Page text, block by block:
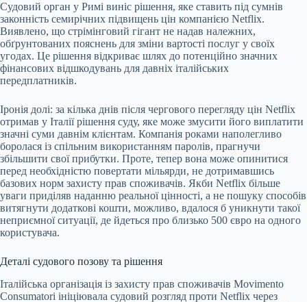
Судовий орган у Римі виніс рішення, яке ставить під сумнів
законність семирічних підвищень цін компанією Netflix.
Виявлено, що стрімінговий гігант не надав належних,
обґрунтованих пояснень для зміни вартості послуг у своїх
угодах. Це рішення відкриває шлях до потенційно значних
фінансових відшкодувань для давніх італійських
передплатників.
Іронія долі: за кілька днів після чергового перегляду цін Netflix
отримав у Італії рішення суду, яке може змусити його виплатити
значні суми давнім клієнтам. Компанія роками наполегливо
боролася із спільним використанням паролів, прагнучи
збільшити свої прибутки. Проте, тепер вона може опинитися
перед необхідністю повертати мільярди, не дотримавшись
базових норм захисту прав споживачів. Якби Netflix більше
уваги приділяв наданню реальної цінності, а не пошуку способів
витягнути додаткові кошти, можливо, вдалося б уникнути такої
неприємної ситуації, де йдеться про близько 500 євро на одного
користувача.
Деталі судового позову та рішення
Італійська організація із захисту прав споживачів Movimento
Consumatori ініціювала судовий розгляд проти Netflix через